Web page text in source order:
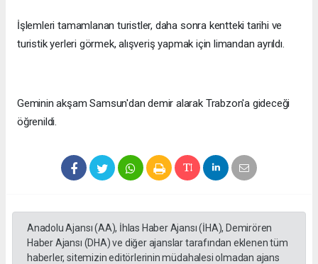
İşlemleri tamamlanan turistler, daha sonra kentteki tarihi ve
turistik yerleri görmek, alışveriş yapmak için limandan ayrıldı.
Geminin akşam Samsun'dan demir alarak Trabzon'a gideceği
öğrenildi.
Anadolu Ajansı (AA), İhlas Haber Ajansı (İHA), Demirören
Haber Ajansı (DHA) ve diğer ajanslar tarafından eklenen tüm
haberler, sitemizin editörlerinin müdahalesi olmadan ajans